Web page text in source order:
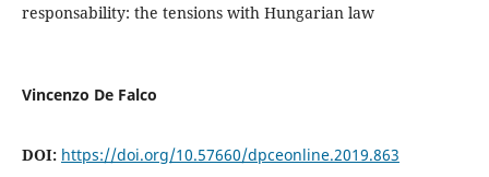
responsability: the tensions with Hungarian law
Vincenzo De Falco
DOI: https://doi.org/10.57660/dpceonline.2019.863